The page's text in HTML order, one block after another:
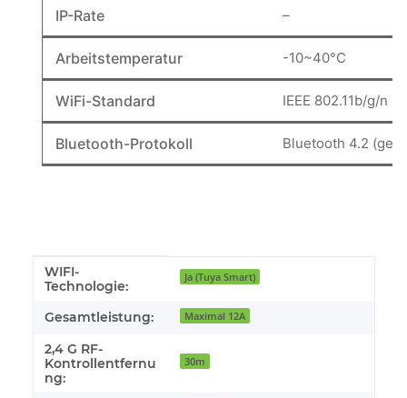
IP-Rate –
Arbeitstemperatur -10~40°C
WiFi-Standard IEEE 802.11b/g/n
Bluetooth-Protokoll Bluetooth 4.2
Produkteigenschaft
Wert
WIFI-
Technologie:
Ja (Tuya Smart)
Gesamtleistung: Maximal 12A
2,4 G RF-
Kontrollentfernu
ng:
30m